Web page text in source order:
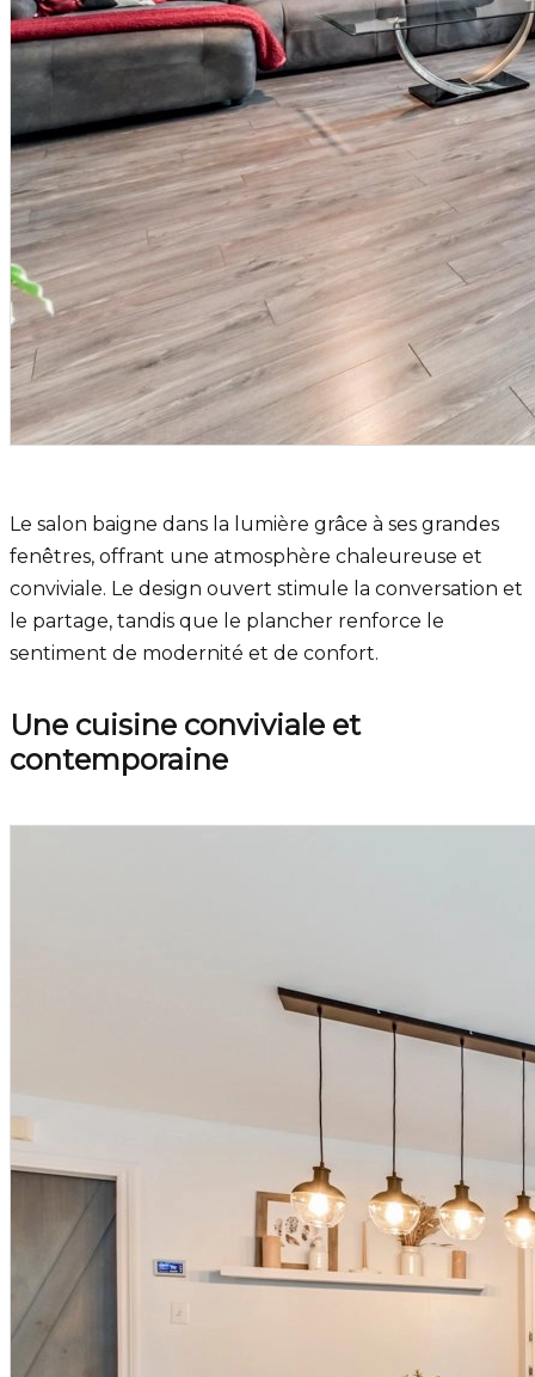
Le salon baigne dans la lumière grâce à ses grandes
fenêtres, offrant une atmosphère chaleureuse et
conviviale. Le design ouvert stimule la conversation et
le partage, tandis que le plancher renforce le
sentiment de modernité et de confort.
Une cuisine conviviale et
contemporaine